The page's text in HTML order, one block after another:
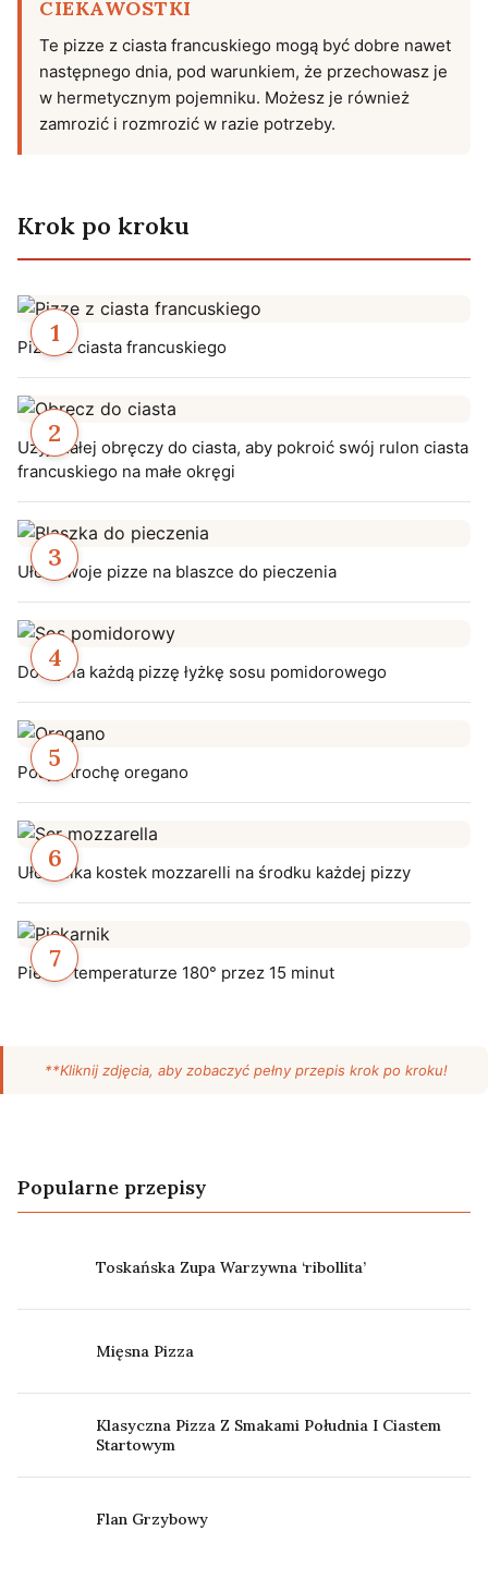
CIEKAWOSTKI
Te pizze z ciasta francuskiego mogą być dobre nawet
następnego dnia, pod warunkiem, że przechowasz je
w hermetycznym pojemniku. Możesz je również
zamrozić i rozmrozić w razie potrzeby.
Krok po kroku
Pizze z ciasta francuskiego
Użyj małej obręczy do ciasta, aby pokroić swój rulon ciasta
francuskiego na małe okręgi
Ułóż swoje pizze na blaszce do pieczenia
Dodaj na każdą pizzę łyżkę sosu pomidorowego
Posyp trochę oregano
Ułóż kilka kostek mozzarelli na środku każdej pizzy
Piec w temperaturze 180° przez 15 minut
**Kliknij zdjęcia, aby zobaczyć pełny przepis krok po kroku!
Popularne przepisy
Toskańska Zupa Warzywna ‘ribollita’
Mięsna Pizza
Klasyczna Pizza Z Smakami Południa I Ciastem
Startowym
Flan Grzybowy